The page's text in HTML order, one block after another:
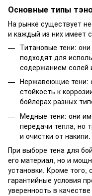
Основные типы
На рынке существует
и каждый из них имеет
Титановые тени:
подходят для
содержанием солей
Нержавеющие тени:
стойкость к
бойлерах разных
Медные тени: они
передачи тепла, но
и очистки от накипи.
При выборе тена для
его материал, но и
установки. Кроме того,
гарантийные условия
уверенность в